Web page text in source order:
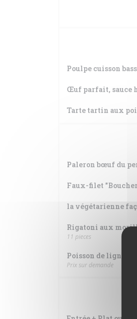
Poulpe cuisson
Œuf parfait, sauce
Tarte tartin aux
Paleron bœuf du
Faux-filet
la végétarienne
Rigatoni aux
11 pieces
Poisson de ligne du
Prix sur demande